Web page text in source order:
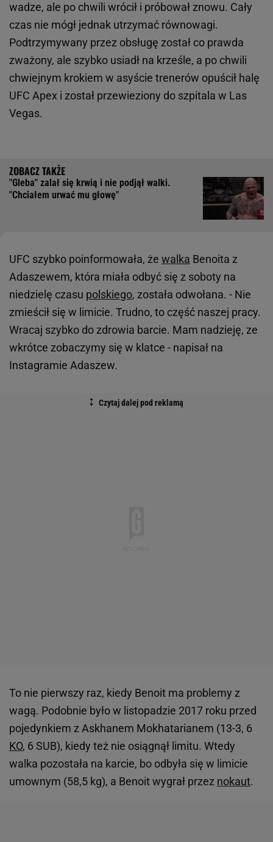
wadze, ale po chwili wrócił i próbował znowu. Cały
czas nie mógł jednak utrzymać równowagi.
Podtrzymywany przez obsługę został co prawda
zważony, ale szybko usiadł na krześle, a po chwili
chwiejnym krokiem w asyście trenerów opuścił halę
UFC Apex i został przewieziony do szpitala w Las
Vegas.
"Gleba" zalał się krwią i nie podjął walki.
"Chciałem urwać mu głowę"
UFC szybko poinformowała, że walka Benoita z
Adaszewem, która miała odbyć się z soboty na
niedzielę czasu polskiego, została odwołana. - Nie
zmieścił się w limicie. Trudno, to część naszej pracy.
Wracaj szybko do zdrowia barcie. Mam nadzieję, ze
wkrótce zobaczymy się w klatce - napisał na
Instagramie Adaszew.
To nie pierwszy raz, kiedy Benoit ma problemy z
wagą. Podobnie było w listopadzie 2017 roku przed
pojedynkiem z Askhanem Mokhatarianem (13-3, 6
KO, 6 SUB), kiedy też nie osiągnął limitu. Wtedy
walka pozostała na karcie, bo odbyła się w limicie
umownym (58,5 kg), a Benoit wygrał przez nokaut.